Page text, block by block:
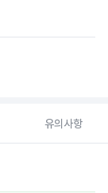
유의사항